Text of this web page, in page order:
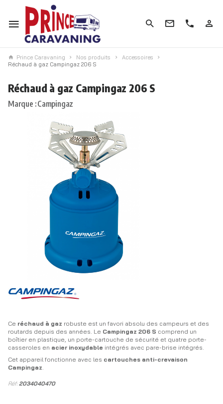
Prince Caravaning Nos produits
Accessoires
Réchaud à gaz Campingaz 206 S
Réchaud à gaz Campingaz 206 S
Marque : Campingaz
Ce réchaud à gaz robuste est un favori absolu des campeurs et des
routards depuis des années. Le Campingaz 206 S comprend un
boîtier en plastique, un porte-cartouche de sécurité et quatre porte-
casseroles en acier inoxydable intégrés avec pare-brise intégrés.
Cet appareil fonctionne avec les cartouches anti-crevaison
Campingaz
Réf: 2034040470